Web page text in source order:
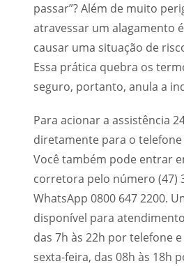
passar”? Além de muito
atravessar um alagamento
causar uma situação de
Essa prática quebra os
seguro, portanto, anula a
Para acionar a assistência
diretamente para o
Você também pode entrar
corretora pelo número (47)
WhatsApp 0800 647 2200.
disponível para
das 7h às 22h por telefone
sexta-feira, das 08h às 18h